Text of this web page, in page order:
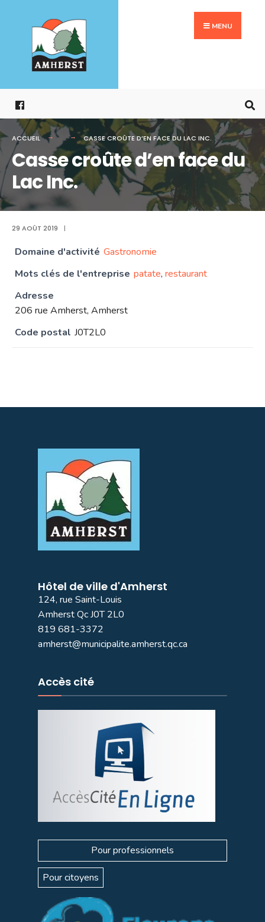
contenu
MENU
ACCUEIL CASSE CROÛTE D’EN FACE DU LAC INC.
Casse croûte d’en face du
Lac Inc.
29 AOÛT 2019 |
Domaine d'activité Gastronomie
Mots clés de l'entreprise patate, restaurant
Adresse
206 rue Amherst, Amherst
Code postal J0T2L0
Hôtel de ville d'Amherst
124, rue Saint-Louis
Amherst Qc J0T 2L0
819 681-3372
amherst@municipalite.amherst.qc.ca
Accès cité
Pour professionnels
Pour citoyens
for: